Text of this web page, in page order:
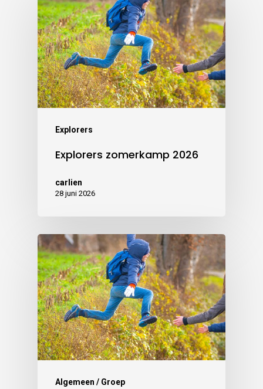
Explorers
Explorers zomerkamp 2026
carlien
28 juni 2026
Algemeen / Groep